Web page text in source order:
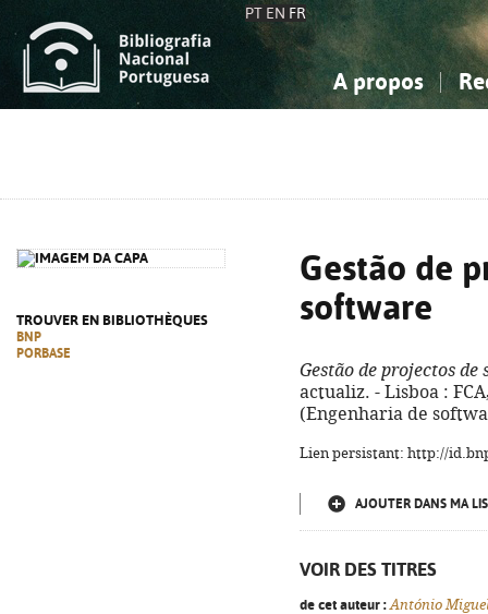
PT EN FR
A propos
TROUVER EN BIBLIOTHÈQUES
BNP
PORBASE
Gestão de
software
Gestão de projectos de
actualiz. - Lisboa :
(Engenharia de
Lien persistant: http://
AJOUTER DANS MA
VOIR DES TITRES
de cet auteur : António